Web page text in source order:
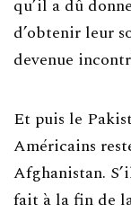
qu’il a dû
d’obtenir leur
devenue
Et puis le
Américains
Afghanistan.
fait à la fin de